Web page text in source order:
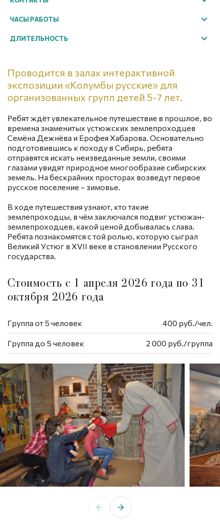
+7(81738) 2-35-76
ЧАСЫ РАБОТЫ
10:00 – 18:00
перерыв 13:00 - 14:00
Выходные дни: воскресенье, понедельник
В период новогодних каникул режим работы может
меняться в зависимости от предварительных заявок,
которые можно сделать по телефону или
электронной почте
ДЛИТЕЛЬНОСТЬ
Проводится в залах интерактивной
экспозиции «Колумбы русские» для
организованных групп детей 5-7 лет.
Ребят ждёт увлекательное путешествие в прошлое, во
времена знаменитых устюжских землепроходцев
Семёна Дежнёва и Ерофея Хабарова. Основательно
подготовившись к походу в Сибирь, ребята
отправятся искать неизведанные земли, своими
глазами увидят природное многообразие сибирских
земель. На бескрайних просторах возведут первое
русское поселение – зимовье.
В ходе путешествия узнают, кто такие
землепроходцы, в чём заключался подвиг устюжан-
землепроходцев, какой ценой добывалась слава.
Ребята познакомятся с той ролью, которую сыграл
Великий Устюг в XVII веке в становлении Русского
государства.
Стоимость с 1 апреля 2026 года по 31
октября 2026 года
Группа от 5 человек 400 руб./чел.
Группа до 5 человек 2 000 руб./группа